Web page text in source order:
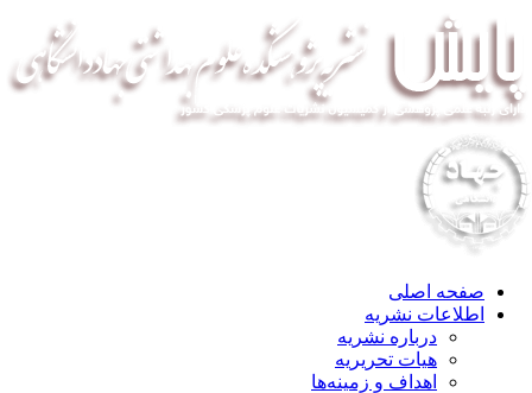
صفحه اصلی
اطلاعات نشریه
درباره نشریه
هیات تحریریه
اهداف و زمینه‌ها